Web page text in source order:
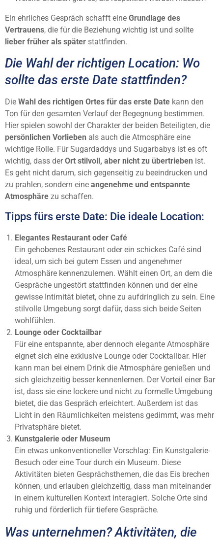
Ein ehrliches Gespräch schafft eine Grundlage des
Vertrauens, die für die Beziehung wichtig ist und sollte
lieber früher als später stattfinden.
Die Wahl der richtigen Location: Wo
sollte das erste Date stattfinden?
Die Wahl des richtigen Ortes für das erste Date kann den
Ton für den gesamten Verlauf der Begegnung bestimmen.
Hier spielen sowohl der Charakter der beiden Beteiligten, die
persönlichen Vorlieben als auch die Atmosphäre eine
wichtige Rolle. Für Sugardaddys und Sugarbabys ist es oft
wichtig, dass derOrt stilvoll, aber nicht zu übertrieben ist.
Es geht nicht darum, sich gegenseitig zu beeindrucken und
zu prahlen, sondern eine angenehme und entspannte
Atmosphäre zu schaffen.
Tipps fürs erste Date: Die ideale Location:
Elegantes Restaurant oder Café
Ein gehobenes Restaurant oder ein schickes Café sind
ideal, um sich bei gutem Essen und angenehmer
Atmosphäre kennenzulernen. Wählt einen Ort, an dem die
Gespräche ungestört stattfinden können und der eine
gewisse Intimität bietet, ohne zu aufdringlich zu sein. Eine
stilvolle Umgebung sorgt dafür, dass sich beide Seiten
wohlfühlen.
Lounge oder Cocktailbar
Für eine entspannte, aber dennoch elegante Atmosphäre
eignet sich eine exklusive Lounge oder Cocktailbar. Hier
kann man bei einem Drink die Atmosphäre genießen und
sich gleichzeitig besser kennenlernen. Der Vorteil einer Bar
ist, dass sie eine lockere und nicht zu formelle Umgebung
bietet, die das Gespräch erleichtert. Außerdem ist das
Licht in den Räumlichkeiten meistens gedimmt, was mehr
Privatsphäre bietet.
Kunstgalerie oder Museum
Ein etwas unkonventioneller Vorschlag: Ein Kunstgalerie-
Besuch oder eine Tour durch ein Museum. Diese
Aktivitäten bieten Gesprächsthemen, die das Eis brechen
können, und erlauben gleichzeitig, dass man miteinander
in einem kulturellen Kontext interagiert. Solche Orte sind
ruhig und förderlich für tiefere Gespräche.
Was unternehmen? Aktivitäten, die